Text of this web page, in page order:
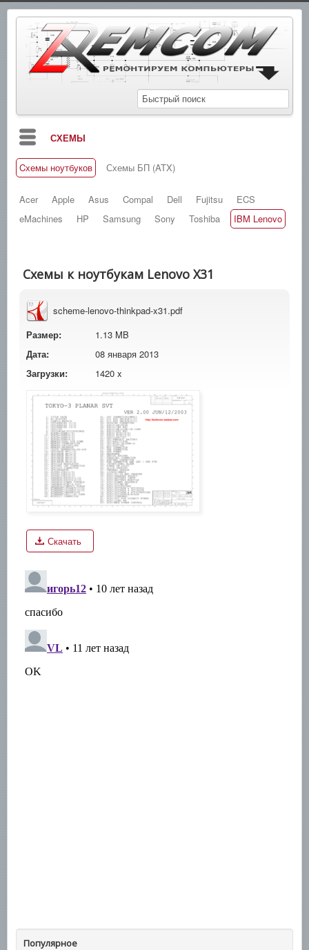
СХЕМЫ
БЛОГ
МАНУАЛЫ
СПРАВОЧНИКИ
НОВОСТИ
ПОИСК
Cхемы ноутбуков Схемы БП (ATX)
Acer Apple Asus Compal Dell Fujitsu
ECS
eMachines
HP Samsung Sony Toshiba IBM Lenovo
Схемы к ноутбукам Lenovo X31
scheme-lenovo-thinkpad-x31.pdf
Размер:
1.13 MB
Дата:
08 января 2013
Загрузки:
1420 x
Скачать
Популярное